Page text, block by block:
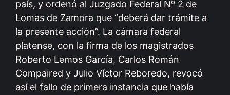
país, y ordenó al Juzgado Federal Nº 2 de
Lomas de Zamora que “deberá dar trámite a
la presente acción”. La cámara federal
platense, con la firma de los magistrados
Roberto Lemos García, Carlos Román
Compaired y Julio Víctor Reboredo, revocó
así el fallo de primera instancia que había